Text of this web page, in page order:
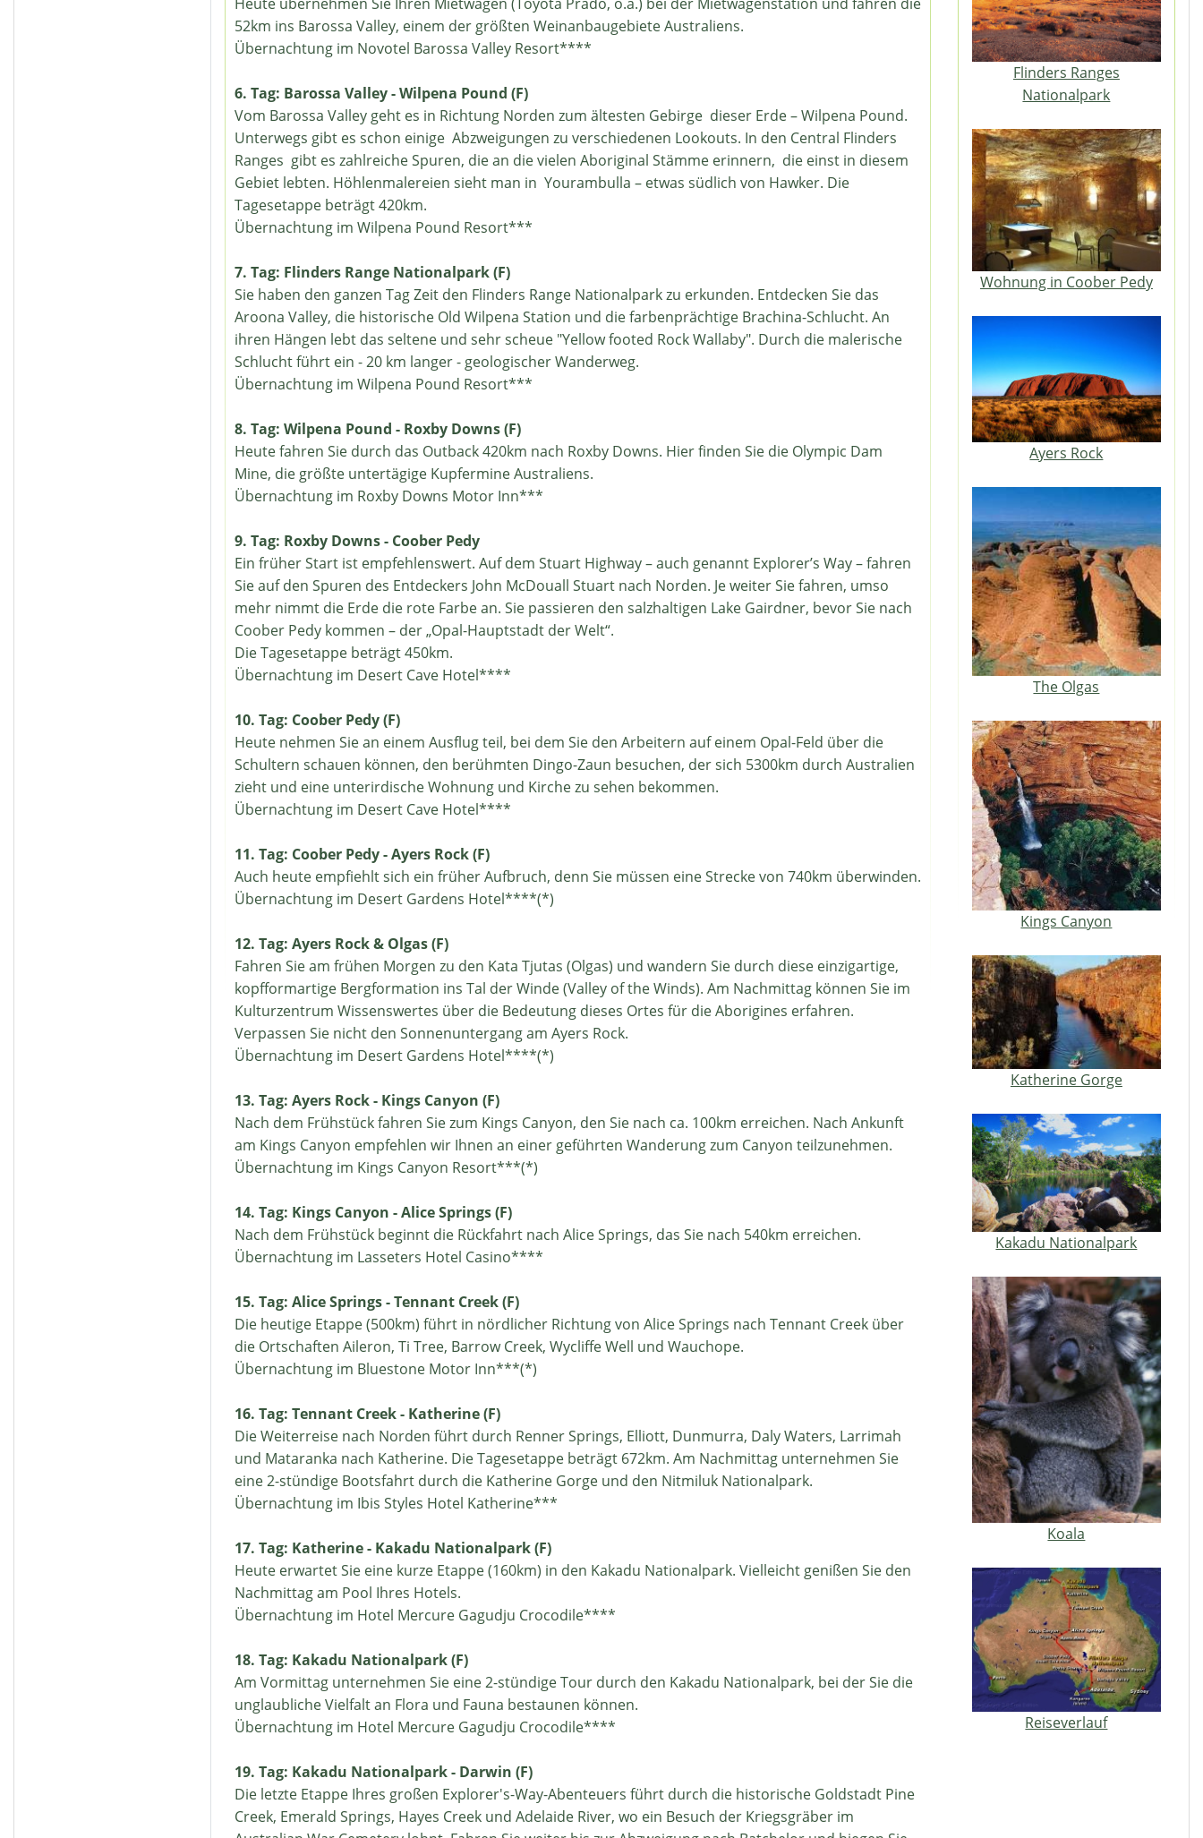
52km ins Barossa Valley, einem der größten Weinanbaugebiete Australiens.
Übernachtung im Novotel Barossa Valley Resort****
6. Tag: Barossa Valley - Wilpena Pound (F)
Vom Barossa Valley geht es in Richtung Norden zum ältesten Gebirge dieser Erde – Wilpena Pound.
Unterwegs gibt es schon einige Abzweigungen zu verschiedenen Lookouts. In den Central Flinders
Ranges gibt es zahlreiche Spuren, die an die vielen Aboriginal Stämme erinnern, die einst in diesem
Gebiet lebten. Höhlenmalereien sieht man in Yourambulla – etwas südlich von Hawker. Die
Tagesetappe beträgt 420km.
Übernachtung im Wilpena Pound Resort***
7. Tag: Flinders Range Nationalpark (F)
Sie haben den ganzen Tag Zeit den Flinders Range Nationalpark zu erkunden. Entdecken Sie das
Aroona Valley, die historische Old Wilpena Station und die farbenprächtige Brachina-Schlucht. An
ihren Hängen lebt das seltene und sehr scheue "Yellow footed Rock Wallaby". Durch die malerische
Schlucht führt ein - 20 km langer - geologischer Wanderweg.
Übernachtung im Wilpena Pound Resort***
8. Tag: Wilpena Pound - Roxby Downs (F)
Heute fahren Sie durch das Outback 420km nach Roxby Downs. Hier finden Sie die Olympic Dam
Mine, die größte untertägige Kupfermine Australiens.
Übernachtung im Roxby Downs Motor Inn***
9. Tag: Roxby Downs - Coober Pedy
Ein früher Start ist empfehlenswert. Auf dem Stuart Highway – auch genannt Explorer’s Way – fahren
Sie auf den Spuren des Entdeckers John McDouall Stuart nach Norden. Je weiter Sie fahren, umso
mehr nimmt die Erde die rote Farbe an. Sie passieren den salzhaltigen Lake Gairdner, bevor Sie nach
Coober Pedy kommen – der „Opal-Hauptstadt der Welt“.
Die Tagesetappe beträgt 450km.
Übernachtung im Desert Cave Hotel****
10. Tag: Coober Pedy (F)
Heute nehmen Sie an einem Ausflug teil, bei dem Sie den Arbeitern auf einem Opal-Feld über die
Schultern schauen können, den berühmten Dingo-Zaun besuchen, der sich 5300km durch Australien
zieht und eine unterirdische Wohnung und Kirche zu sehen bekommen.
Übernachtung im Desert Cave Hotel****
11. Tag: Coober Pedy - Ayers Rock (F)
Auch heute empfiehlt sich ein früher Aufbruch, denn Sie müssen eine Strecke von 740km überwinden.
Übernachtung im Desert Gardens Hotel****(*)
12. Tag: Ayers Rock & Olgas (F)
Fahren Sie am frühen Morgen zu den Kata Tjutas (Olgas) und wandern Sie durch diese einzigartige,
kopfformartige Bergformation ins Tal der Winde (Valley of the Winds). Am Nachmittag können Sie im
Kulturzentrum Wissenswertes über die Bedeutung dieses Ortes für die Aborigines erfahren.
Verpassen Sie nicht den Sonnenuntergang am Ayers Rock.
Übernachtung im Desert Gardens Hotel****(*)
13. Tag: Ayers Rock - Kings Canyon (F)
Nach dem Frühstück fahren Sie zum Kings Canyon, den Sie nach ca. 100km erreichen. Nach Ankunft
am Kings Canyon empfehlen wir Ihnen an einer geführten Wanderung zum Canyon teilzunehmen.
Übernachtung im Kings Canyon Resort***(*)
14. Tag: Kings Canyon - Alice Springs (F)
Nach dem Frühstück beginnt die Rückfahrt nach Alice Springs, das Sie nach 540km erreichen.
Übernachtung im Lasseters Hotel Casino****
15. Tag: Alice Springs - Tennant Creek (F)
Die heutige Etappe (500km) führt in nördlicher Richtung von Alice Springs nach Tennant Creek über
die Ortschaften Aileron, Ti Tree, Barrow Creek, Wycliffe Well und Wauchope.
Übernachtung im Bluestone Motor Inn***(*)
16. Tag: Tennant Creek - Katherine (F)
Die Weiterreise nach Norden führt durch Renner Springs, Elliott, Dunmurra, Daly Waters, Larrimah
und Mataranka nach Katherine. Die Tagesetappe beträgt 672km. Am Nachmittag unternehmen Sie
eine 2-stündige Bootsfahrt durch die Katherine Gorge und den Nitmiluk Nationalpark.
Übernachtung im Ibis Styles Hotel Katherine***
17. Tag: Katherine - Kakadu Nationalpark (F)
Heute erwartet Sie eine kurze Etappe (160km) in den Kakadu Nationalpark. Vielleicht genißen Sie den
Nachmittag am Pool Ihres Hotels.
Übernachtung im Hotel Mercure Gagudju Crocodile****
18. Tag: Kakadu Nationalpark (F)
Am Vormittag unternehmen Sie eine 2-stündige Tour durch den Kakadu Nationalpark, bei der Sie die
unglaubliche Vielfalt an Flora und Fauna bestaunen können.
Übernachtung im Hotel Mercure Gagudju Crocodile****
19. Tag: Kakadu Nationalpark - Darwin (F)
Die letzte Etappe Ihres großen Explorer's-Way-Abenteuers führt durch die historische Goldstadt Pine
Creek, Emerald Springs, Hayes Creek und Adelaide River, wo ein Besuch der Kriegsgräber im
Flinders Ranges
Nationalpark
Wohnung in Coober Pedy
Ayers Rock
The Olgas
Kings Canyon
Katherine Gorge
Kakadu Nationalpark
Koala
Reiseverlauf